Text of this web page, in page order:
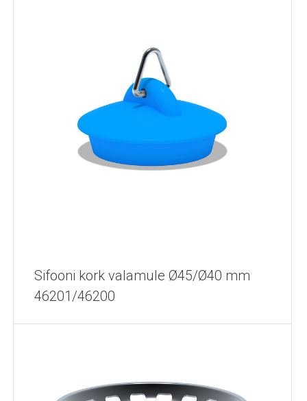
Sifooni kork valamule Ø45/Ø40 mm
46201/46200